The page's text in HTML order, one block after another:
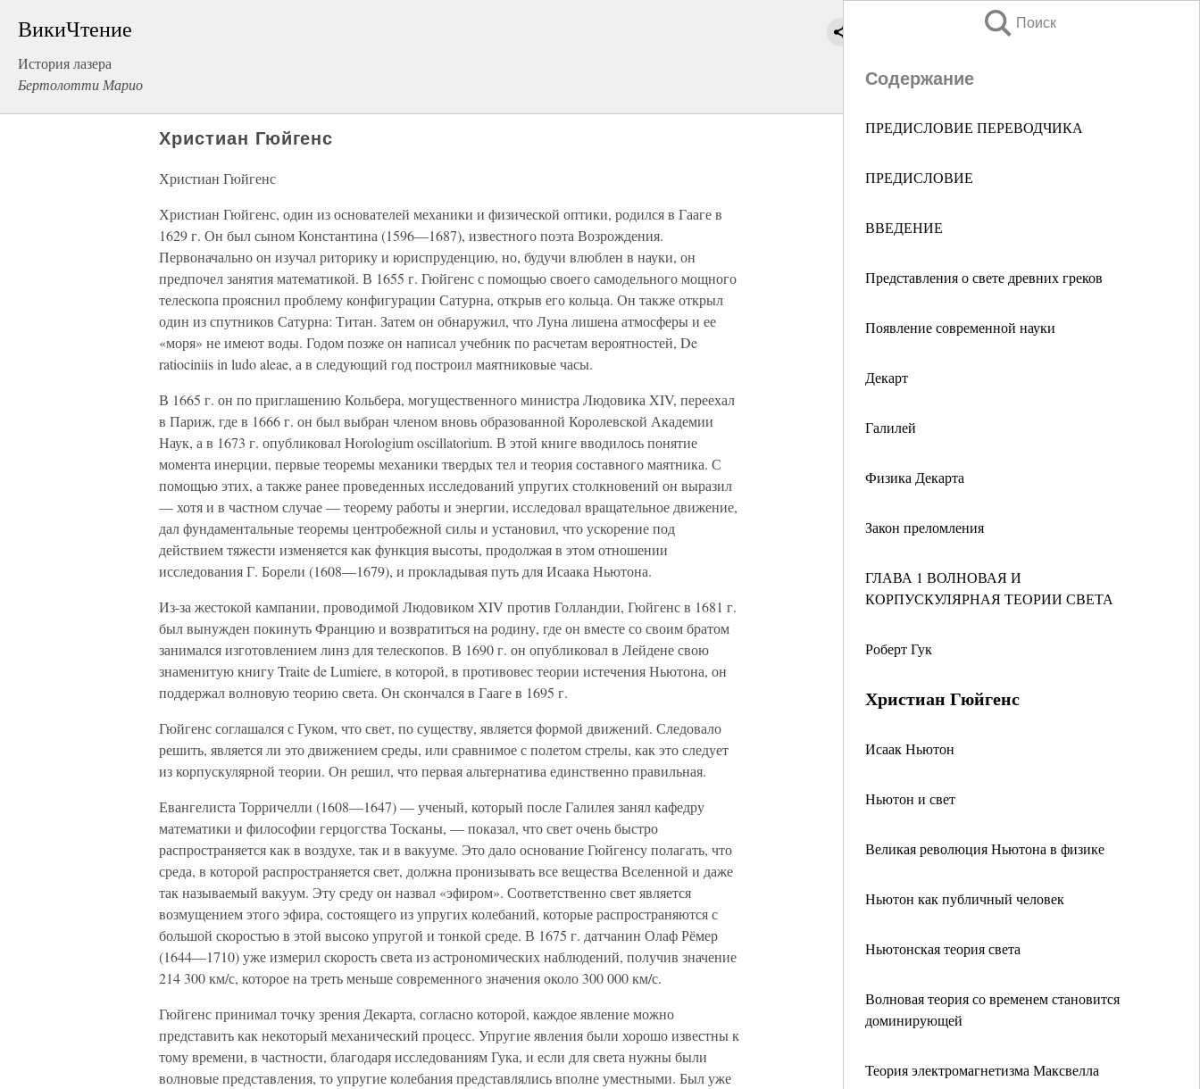
ВикиЧтение
История лазера
Бертолотти Марио
Поиск
Содержание
ПРЕДИСЛОВИЕ ПЕРЕВОДЧИКА
ПРЕДИСЛОВИЕ
ВВЕДЕНИЕ
Представления о свете древних греков
Появление современной науки
Декарт
Галилей
Физика Декарта
Закон преломления
ГЛАВА 1 ВОЛНОВАЯ И
КОРПУСКУЛЯРНАЯ ТЕОРИИ СВЕТА
Роберт Гук
Христиан Гюйгенс
Исаак Ньютон
Ньютон и свет
Великая революция Ньютона в физике
Ньютон как публичный человек
Ньютонская теория света
Волновая теория со временем становится
доминирующей
Теория электромагнетизма Максвелла
Христиан Гюйгенс
Христиан Гюйгенс
Христиан Гюйгенс, один из основателей механики и физической оптики, родился в Гааге в
1629 г. Он был сыном Константина (1596—1687), известного поэта Возрождения.
Первоначально он изучал риторику и юриспруденцию, но, будучи влюблен в науки, он
предпочел занятия математикой. В 1655 г. Гюйгенс с помощью своего самодельного мощного
телескопа прояснил проблему конфигурации Сатурна, открыв его кольца. Он также открыл
один из спутников Сатурна: Титан. Затем он обнаружил, что Луна лишена атмосферы и ее
«моря» не имеют воды. Годом позже он написал учебник по расчетам вероятностей, De
ratiociniis in ludo aleae, а в следующий год построил маятниковые часы.
В 1665 г. он по приглашению Кольбера, могущественного министра Людовика XIV, переехал
в Париж, где в 1666 г. он был выбран членом вновь образованной Королевской Академии
Наук, а в 1673 г. опубликовал Horologium oscillatorium. В этой книге вводилось понятие
момента инерции, первые теоремы механики твердых тел и теория составного маятника. С
помощью этих, а также ранее проведенных исследований упругих столкновений он выразил
— хотя и в частном случае — теорему работы и энергии, исследовал вращательное движение,
дал фундаментальные теоремы центробежной силы и установил, что ускорение под
действием тяжести изменяется как функция высоты, продолжая в этом отношении
исследования Г. Борели (1608—1679), и прокладывая путь для Исаака Ньютона.
Из-за жестокой кампании, проводимой Людовиком XIV против Голландии, Гюйгенс в 1681 г.
был вынужден покинуть Францию и возвратиться на родину, где он вместе со своим братом
занимался изготовлением линз для телескопов. В 1690 г. он опубликовал в Лейдене свою
знаменитую книгу Traite de Lumiere, в которой, в противовес теории истечения Ньютона, он
поддержал волновую теорию света. Он скончался в Гааге в 1695 г.
Гюйгенс соглашался с Гуком, что свет, по существу, является формой движений. Следовало
решить, является ли это движением среды, или сравнимое с полетом стрелы, как это следует
из корпускулярной теории. Он решил, что первая альтернатива единственно правильная.
Евангелиста Торричелли (1608—1647) — ученый, который после Галилея занял кафедру
математики и философии герцогства Тосканы, — показал, что свет очень быстро
распространяется как в воздухе, так и в вакууме. Это дало основание Гюйгенсу полагать, что
среда, в которой распространяется свет, должна пронизывать все вещества Вселенной и даже
так называемый вакуум. Эту среду он назвал «эфиром». Соответственно свет является
возмущением этого эфира, состоящего из упругих колебаний, которые распространяются с
большой скоростью в этой высоко упругой и тонкой среде. В 1675 г. датчанин Олаф Рёмер
(1644—1710) уже измерил скорость света из астрономических наблюдений, получив значение
214 300 км/с, которое на треть меньше современного значения около 300 000 км/с.
Гюйгенс принимал точку зрения Декарта, согласно которой, каждое явление можно
представить как некоторый механический процесс. Упругие явления были хорошо известны к
тому времени, в частности, благодаря исследованиям Гука, и если для света нужны были
волновые представления, то упругие колебания представлялись вполне уместными. Был уже